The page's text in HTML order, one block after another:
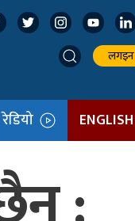
लगइन
रेडियो ENGLISH